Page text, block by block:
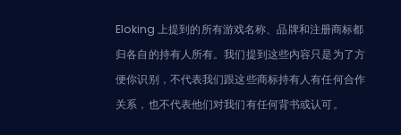
Eloking 上提到的所有游戏名称、品牌和注册商标都
归各自的持有人所有。我们提到这些内容只是为了方
便你识别，不代表我们跟这些商标持有人有任何合作
关系，也不代表他们对我们有任何背书或认可。